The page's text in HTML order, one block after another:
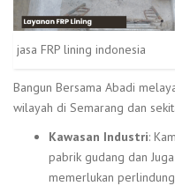
jasa FRP lining indonesia
Bangun Bersama Abadi
wilayah di Semarang dan
Kawasan Industri:
pabrik gudang dan
memerlukan